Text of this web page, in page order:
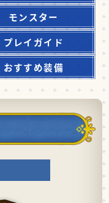
モンスター
プレイガイド
おすすめ装備